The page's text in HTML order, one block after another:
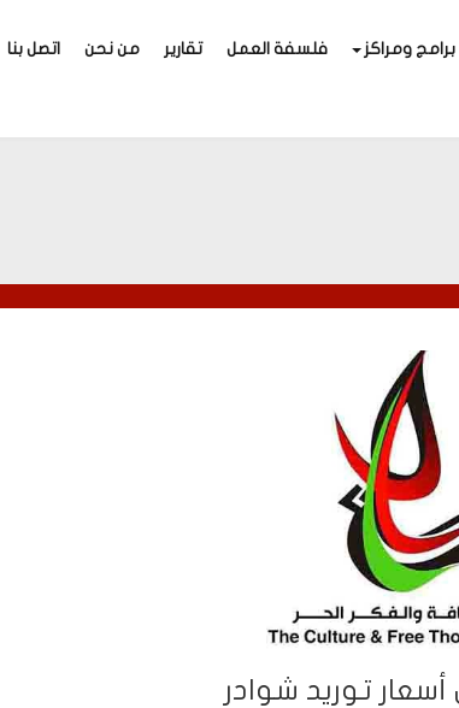
برامج ومراكز فلسفة العمل تقارير من نحن اتصل بنا
توريد شوادر